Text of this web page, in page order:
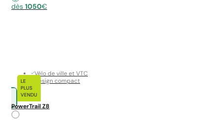
dès 1050€
Vélo de ville et VTC
Design compact
PowerTrail Z8
LE
PLUS
VENDU